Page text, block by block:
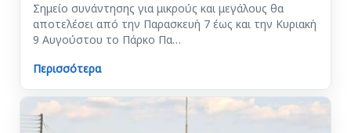
Σημείο συνάντησης για μικρούς και μεγάλους θα
αποτελέσει από την Παρασκευή 7 έως και την Κυριακή
9 Αυγούστου το Πάρκο Πα…
Περισσότερα